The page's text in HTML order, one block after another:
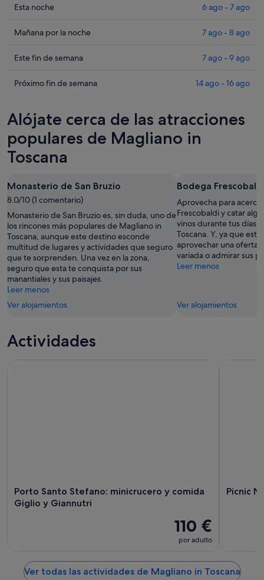
Comprueba
precios
Magliano
Toscana
noche,
ago
-
ago
Esta noche 6 ago - 7 ago
Comprueba
precios
Magliano
para
mañana
por
la
7
ago
-
8
ago
Mañana por la noche 7 ago - 8 ago
Comprueba
precios
in
Toscana
para
este
de
semana,
7
ago
-
9
ago
Este fin de semana 7 ago - 9 ago
Comprueba
en
Magliano
in
Toscana
el
próximo
fin
de
semana,
14
ago
-
16
ago
Próximo fin de semana 14 ago - 16 ago
Alójate cerca de las atracciones
populares de Magliano in
Toscana
Monasterio de San Bruzio
8.0/10 (1 comentario)
Monasterio de San Bruzio es, sin duda, uno de
los rincones más populares de Magliano in
Toscana, aunque este destino esconde
multitud de lugares y actividades que seguro
que te sorprenden. Una vez en la zona,
seguro que esta te conquista por sus
manantiales y sus paisajes.
Leer menos
Ver alojamientos
Bodega Frescobaldi
Aprovecha para
Frescobaldi y catar
vinos durante tus días
Toscana. Y, ya que
aprovechar una oferta
variada o admirar sus
Leer menos
Ver alojamientos
Actividades
Porto Santo Stefano: minicrucero y comida
Giglio y Giannutri
110 €
por adulto
Picnic
Ver todas las actividades de Magliano in Toscana